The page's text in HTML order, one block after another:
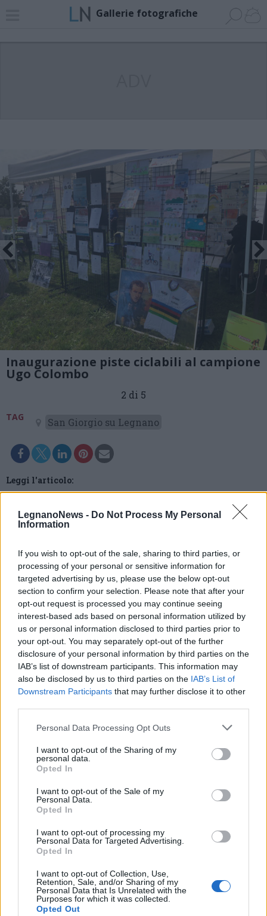
LegnanoNews - Do Not Process My Personal
Information
If you wish to opt-out of the sale, sharing to third parties, or
processing of your personal or sensitive information for
targeted advertising by us, please use the below opt-out
section to confirm your selection. Please note that after your
opt-out request is processed you may continue seeing
interest-based ads based on personal information utilized by
us or personal information disclosed to third parties prior to
your opt-out. You may separately opt-out of the further
disclosure of your personal information by third parties on the
IAB’s list of downstream participants. This information may
also be disclosed by us to third parties on the IAB’s List of
Downstream Participants that may further disclose it to other
Personal Data Processing Opt Outs
I want to opt-out of the Sharing of my
personal data.
Opted In
I want to opt-out of the Sale of my
Personal Data.
Opted In
I want to opt-out of processing my
Personal Data for Targeted Advertising.
Opted In
I want to opt-out of Collection, Use,
Retention, Sale, and/or Sharing of my
Personal Data that Is Unrelated with the
Purposes for which it was collected.
Opted Out
Gallerie fotografiche
Inaugurazione piste ciclabili al campione
Ugo Colombo
2 di 5
TAG San Giorgio su Legnano
Leggi l'articolo:
A San Giorgio su Legnano intitolate le piste ciclabili al
Commenti
articolo.
L'email è richiesta ma non verrà mostrata ai visitatori. Il contenuto di questo
commento esprime il pensiero dell'autore e non rappresenta la linea editoriale
commenti non sono testi giornalistici, ma post inviati dai singoli lettori che
possono essere automaticamente pubblicati senza filtro preventivo. I commenti
che includano uno o più link a siti esterni verranno rimossi in automatico dal